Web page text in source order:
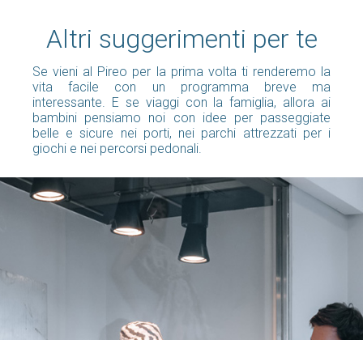
Altri suggerimenti per te
Se vieni al Pireo per la prima volta ti renderemo la
vita facile con un programma breve ma
interessante. E se viaggi con la famiglia, allora ai
bambini pensiamo noi con idee per passeggiate
belle e sicure nei porti, nei parchi attrezzati per i
giochi e nei percorsi pedonali.